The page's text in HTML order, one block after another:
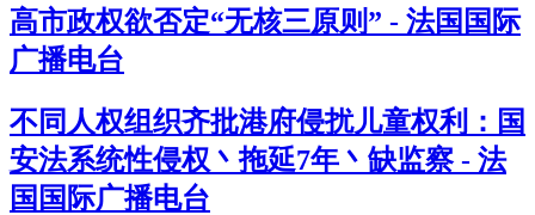
高市政权欲否定“无核三原则” - 法国国际
广播电台
不同人权组织齐批港府侵扰儿童权利：国
安法系统性侵权丶拖延7年丶缺监察 - 法
国国际广播电台